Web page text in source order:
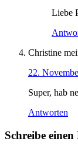
Liebe
Christine
22.
Super, hab
Antworten
Schreibe